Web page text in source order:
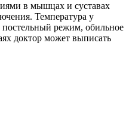
в мышцах и суставах
Температура у
постельный режим, обильное
доктор может выписать